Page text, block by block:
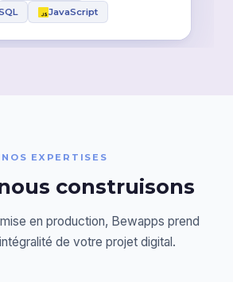
JavaScript
NOS EXPERTISES
construisons
en production, Bewapps prend
de votre projet digital.